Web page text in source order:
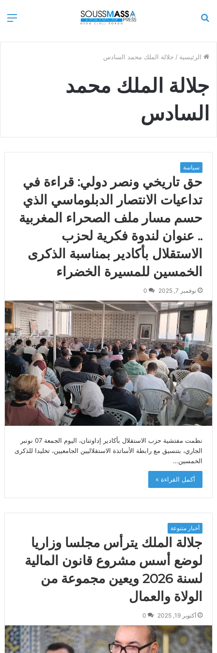
الرئيسية / جلالة الملك محمد السادس
جلالة الملك محمد
السادس
سياسة
حق تاريخي ونصر دولي: قراءة في
تداعيات الانتصار الدبلوماسي الذي
حسم مسار ملف الصحراء المغربية
.. عنوان لندوة فكرية لحزب
الاستقلال بأكادير بمناسبة الذكرى
الخمسين للمسيرة الخضراء
نوفمبر 7, 2025 0
نظمت مفتشية حزب الاستقلال بأكادير إداوتنان، اليوم الجمعة 07 نونبر
الجاري، بتنسيق مع رابطة الأساتذة الاستقلاليين الجامعيين، تخليدا للذكرى
الخمسين…
أكمل القراءة »
أخبار متنوعة
جلالة الملك يترأس مجلسا وزاريا
لوضع أسس مشروع قانون المالية
لسنة 2026 ويعين مجموعة من
الولاة والعمال
أكتوبر 19, 2025 0